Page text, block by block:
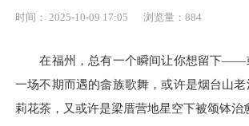
时间： 2025-10-09 17:05 浏览量：884
在福州，总有一个瞬间让你想留下——
一场不期而遇的畲族歌舞，或许是烟台山
莉花茶，又或许是梁厝营地星空下被颂钵治